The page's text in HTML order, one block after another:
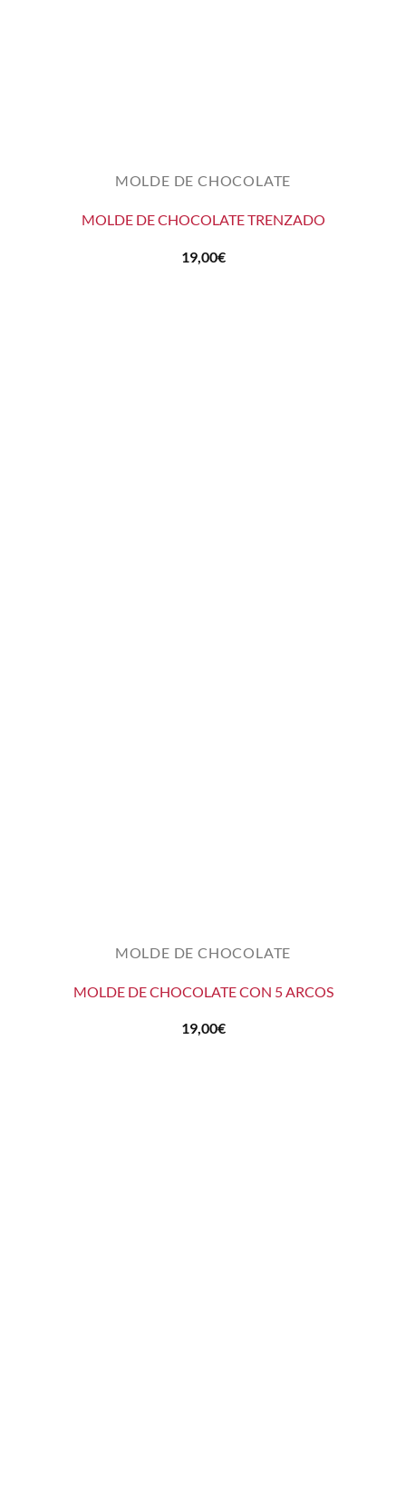
MOLDE DE CHOCOLATE
MOLDE DE CHOCOLATE TRENZADO
19,00€
MOLDE DE CHOCOLATE
MOLDE DE CHOCOLATE CON 5 ARCOS
19,00€